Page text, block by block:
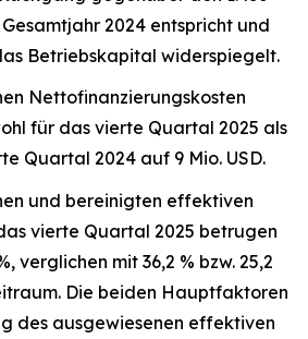
Gesamtjahr 2024 entspricht und
Betriebskapital widerspiegelt.
Nettofinanzierungskosten
für das vierte Quartal 2025 als
Quartal 2024 auf 9 Mio. USD.
und bereinigten effektiven
vierte Quartal 2025 betrugen
verglichen mit 36,2 % bzw. 25,2
Die beiden Hauptfaktoren
des ausgewiesenen effektiven